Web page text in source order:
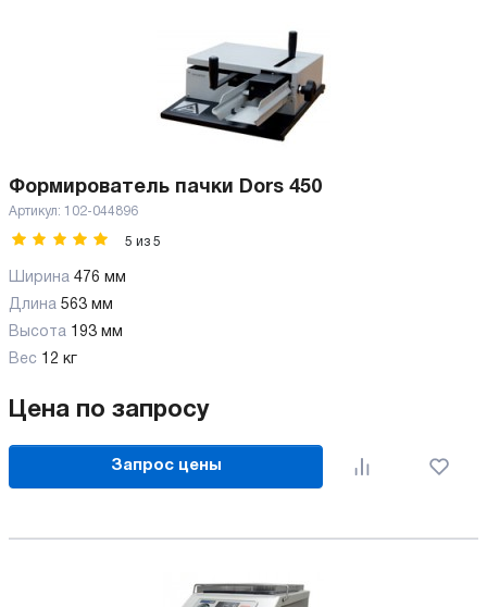
Формирователь пачки Dors 450
Артикул: 102-044896
5 из 5
Ширина 476 мм
Длина 563 мм
Высота 193 мм
Вес 12 кг
Цена по запросу
Запрос цены